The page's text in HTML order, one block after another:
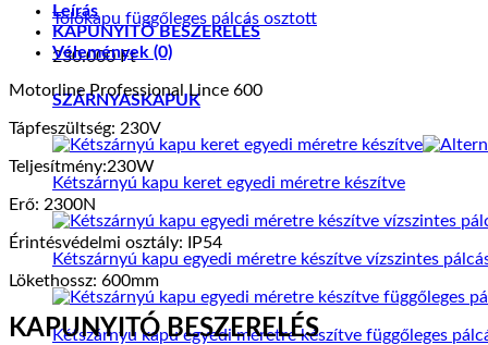
Tolókapu függőleges pálcás osztott
230.000Ft
SZÁRNYASKAPUK
Kétszárnyú kapu keret egyedi méretre készítve
Kétszárnyú kapu egyedi méretre készítve vízszintes
Kétszárnyú kapu egyedi méretre készítve függőleges
Leírás
KAPUNYITÓ BESZERELÉS
Vélemények (0)
Motorline Professional Lince 600
Tápfeszültség: 230V
Teljesítmény:230W
Erő: 2300N
Érintésvédelmi osztály: IP54
Lökethossz: 600mm
KAPUNYITÓ BESZERELÉS